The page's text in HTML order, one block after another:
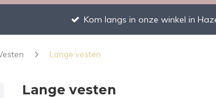
Kom langs in onze winkel in
Lange vesten
Lange vesten